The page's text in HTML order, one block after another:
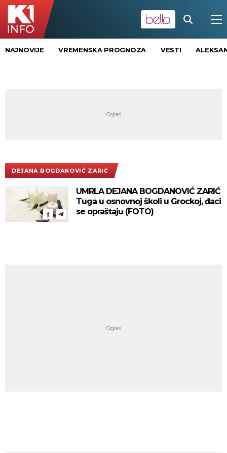
NAJNOVIJE VREMENSKA PROGNOZA VESTI
DEJANA BOGDANOVIĆ ZARIĆ
UMRLA DEJANA BOGDANOVIĆ ZARIĆ
Tuga u osnovnoj školi u Grockoj, đaci
se opraštaju (FOTO)